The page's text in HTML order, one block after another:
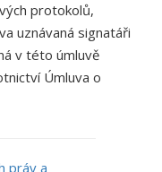
protokolů,
uznávaná signatáři
v této úmluvě
Úmluva o
práv a